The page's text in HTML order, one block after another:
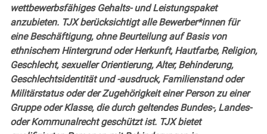
wettbewerbsfähiges Gehalts- und Leistungspaket
anzubieten. TJX berücksichtigt alle Bewerber*innen für
eine Beschäftigung, ohne Beurteilung auf Basis von
ethnischem Hintergrund oder Herkunft, Hautfarbe, Religion,
Geschlecht, sexueller Orientierung, Alter, Behinderung,
Geschlechtsidentität und -ausdruck, Familienstand oder
Militärstatus oder der Zugehörigkeit einer Person zu einer
Gruppe oder Klasse, die durch geltendes Bundes-, Landes-
oder Kommunalrecht geschützt ist. TJX bietet